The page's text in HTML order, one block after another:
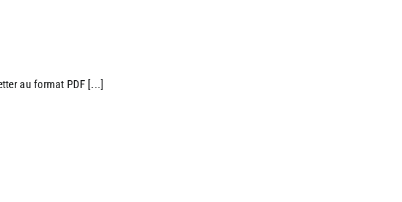
au format PDF [...]